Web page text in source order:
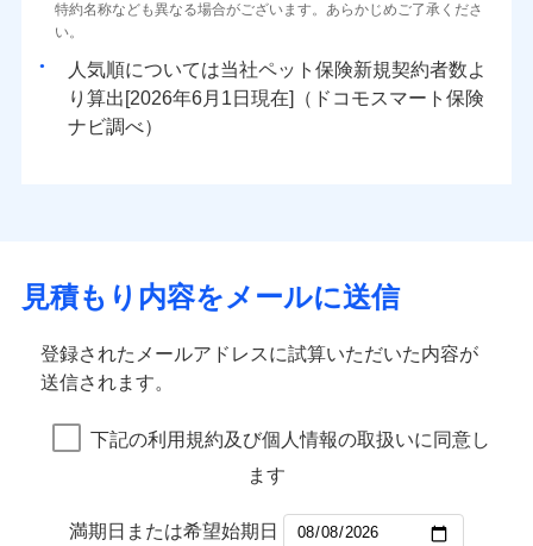
特約名称なども異なる場合がございます。あらかじめご了承くださ
い。
人気順については当社
新規契約者数よ
り算出[
年 月
日現在]（ドコモスマート保険
ナビ調べ）
見積もり内容をメールに送信
登録されたメールアドレスに試算いただいた内容が
送信されます。
下記の利用規約及び個人情報の取扱いに同意し
ます
満期日または希望始期日